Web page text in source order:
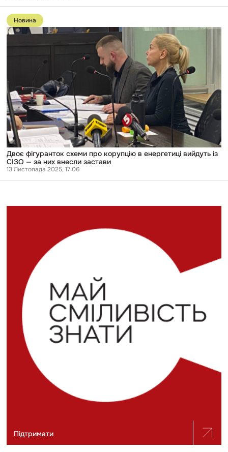
можливістю
вийти
під
заставу
Перейти
до
публікації
Двоє
енергетиці
вийдуть
СІЗО
них
внесли
застави
Новина
Двоє фігуранток схеми про корупцію в енергетиці вийдуть із
СІЗО — за них внесли застави
13 Листопада 2025, 17:06
Підтримати